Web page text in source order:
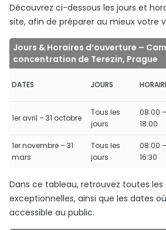
Découvrez ci-dessous les jours et
site, afin de préparer au mieux votre
Jours & Horaires d’ouverture –
concentration de Terezin, Prague
DATES JOURS
1er avril – 31 octobre
Tous les
jours
08:00 –
18:00
1er novembre – 31
mars
Tous les
jours
08:00 –
16:30
Dans ce tableau, retrouvez toutes
exceptionnelles, ainsi que les dates
accessible au public.